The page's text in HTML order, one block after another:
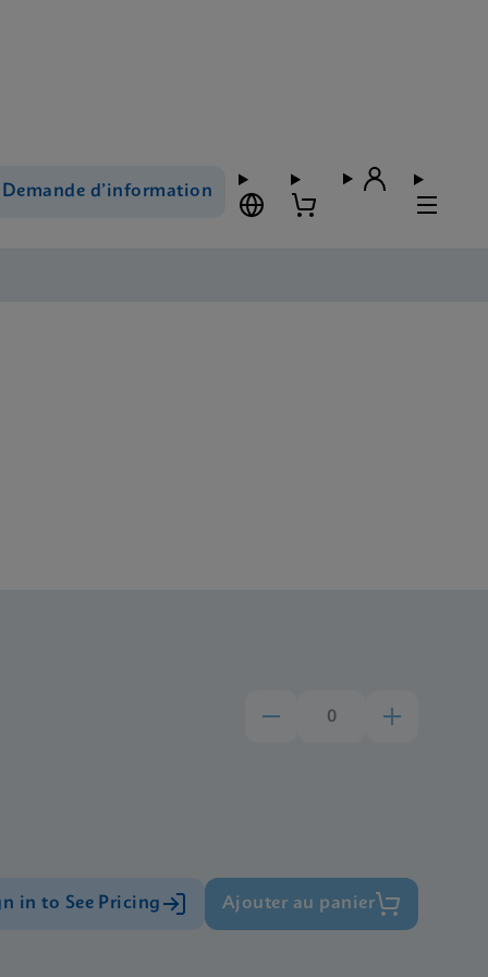
Demande d’information
in to See Pricing Ajouter au panier